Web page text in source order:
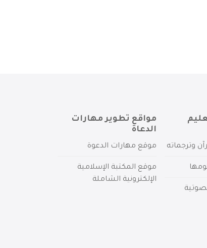
وترجماته
مواقع تطوير مهارات
الدعاة
موقع مهارات الدعوة
موقع المكتبة الإسلامية
الإلكترونية الشاملة